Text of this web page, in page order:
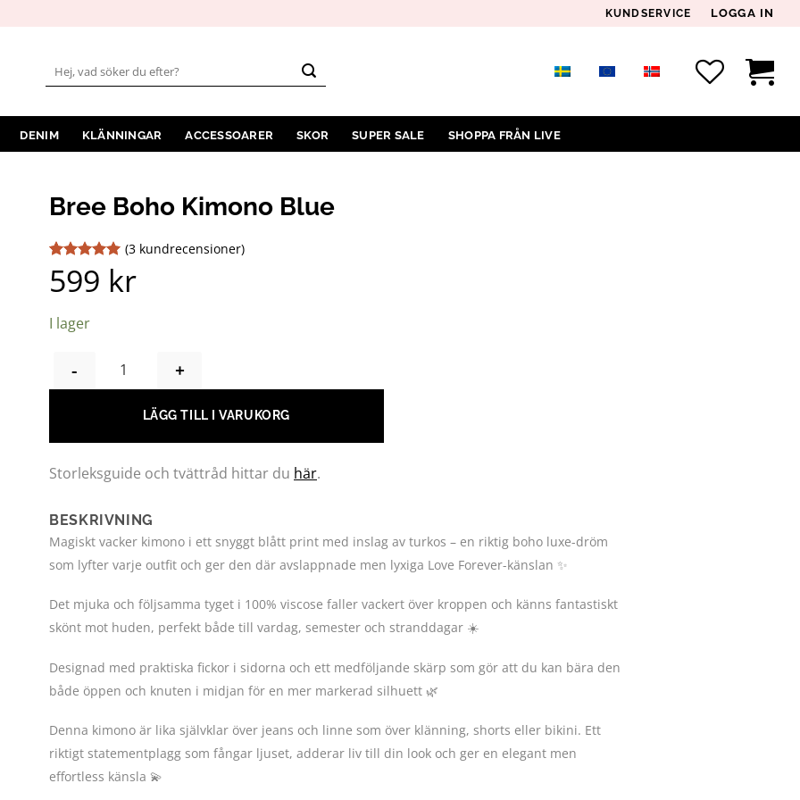
KUNDSERVICE LOGGA IN
Sök
efter:
DENIM KLÄNNINGAR ACCESSOARER SKOR SUPER SALE SHOPPA FRÅN LIVE
Bree Boho Kimono Blue
Betygsatt 5
av 5
3
(3kundrecensioner)
599 kr
I lager
BREE BOHO KIMONO BLUE MÄNGD
LÄGG TILL I VARUKORG
Storleksguide och tvättråd hittar du här.
BESKRIVNING
Magiskt vacker kimono i ett snyggt blått print med inslag av turkos – en riktig boho luxe-dröm
som lyfter varje outfit och ger den där avslappnade men lyxiga Love Forever-känslan ✨
Det mjuka och följsamma tyget i 100% viscose faller vackert över kroppen och känns fantastiskt
skönt mot huden, perfekt både till vardag, semester och stranddagar ☀️
Designad med praktiska fickor i sidorna och ett medföljande skärp som gör att du kan bära den
både öppen och knuten i midjan för en mer markerad silhuett 🌿
Denna kimono är lika självklar över jeans och linne som över klänning, shorts eller bikini. Ett
riktigt statementplagg som fångar ljuset, adderar liv till din look och ger en elegant men
effortless känsla 💫